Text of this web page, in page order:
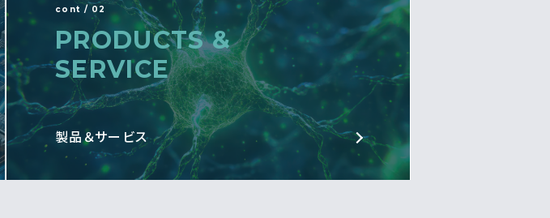
cont / 02
PRODUCTS &
SERVICE
製品＆サービス